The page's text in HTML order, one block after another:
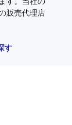
販売代理店
す